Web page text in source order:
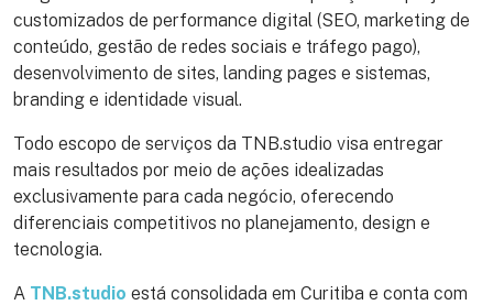
customizados de performance digital (SEO, marketing de
conteúdo, gestão de redes sociais e tráfego pago),
desenvolvimento de sites, landing pages e sistemas,
branding e identidade visual.
Todo escopo de serviços da TNB.studio visa entregar
mais resultados por meio de ações idealizadas
exclusivamente para cada negócio, oferecendo
diferenciais competitivos no planejamento, design e
tecnologia.
A TNB.studio está consolidada em Curitiba e conta com